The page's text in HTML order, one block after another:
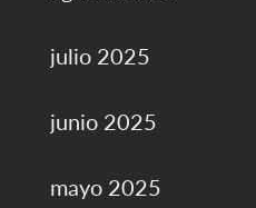
julio 2025
junio 2025
mayo 2025